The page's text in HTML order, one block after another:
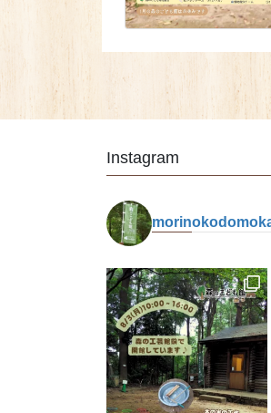
Instagram